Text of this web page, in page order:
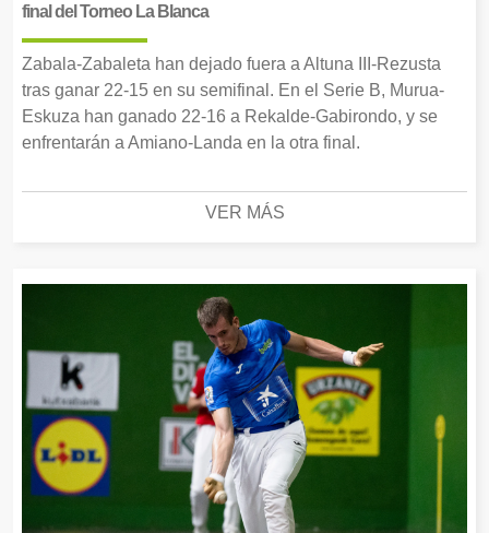
final del Torneo La Blanca
Zabala-Zabaleta han dejado fuera a Altuna III-Rezusta
tras ganar 22-15 en su semifinal. En el Serie B, Murua-
Eskuza han ganado 22-16 a Rekalde-Gabirondo, y se
enfrentarán a Amiano-Landa en la otra final.
VER MÁS